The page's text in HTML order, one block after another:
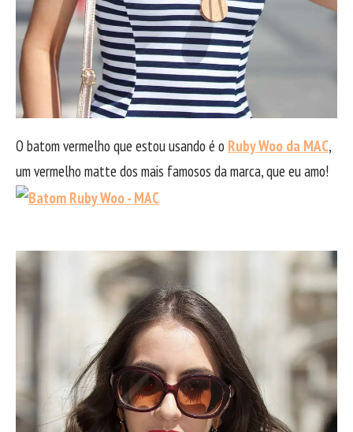
O batom vermelho que estou usando é o Ruby Woo da MAC,
um vermelho matte dos mais famosos da marca, que eu amo!